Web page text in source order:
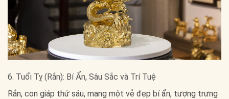
6. Tuổi Tỵ (Rắn): Bí Ẩn, Sâu Sắc và Trí Tuệ
Rắn, con giáp thứ sáu, mang một vẻ đẹp bí ẩn, tượng trưng